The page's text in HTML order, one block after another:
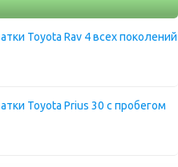
Toyota Rav 4 всех поколений
Toyota Prius 30 с пробегом